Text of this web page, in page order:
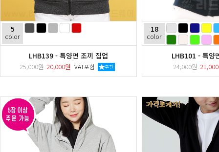
5
color
LHB139 - 특양면 조끼 집업
25,000원 20,000원 VAT포함 추천
18
color
LHB101 - 특양
24,000원